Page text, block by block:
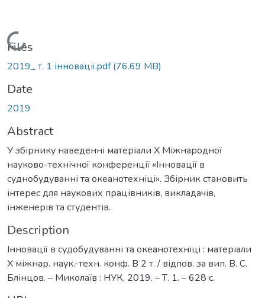
Loading...
Files
2019_ т. 1 інновації.pdf(76.69 MB)
Date
2019
Abstract
У збірнику наведенні матеріали Х Міжнародної
науково-технічної конференції «Інновації в
суднобудуванні та океанотехніці». Збірник становить
інтерес для наукових працівників, викладачів,
інженерів та студентів.
Description
Інновації в судобудуванні та океанотехніці : матеріали
Х міжнар. наук.-техн. конф. В 2 т. / відпов. за вип. В. С.
Блінцов. – Миколаїв : НУК, 2019. – Т. 1. – 628 с.